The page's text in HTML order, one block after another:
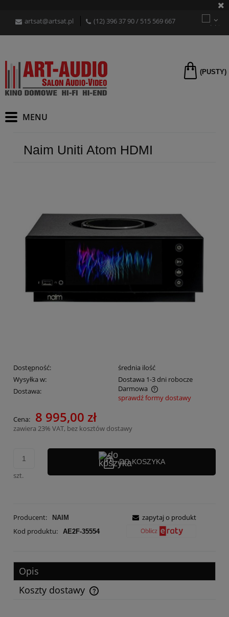
artsat@artsat.pl (12) 396 37 90/ 515 569 667
(PUSTY)
Naim Uniti Atom HDMI
Dostępność:
średnia ilość
Wysyłka w:
Dostawa 1-3 dni robocze
Dostawa:
Darmowa
Cena nie zawiera ewentualnych kosztów płatności
sprawdź formy dostawy
Cena: 8 995,00 zł
zawiera 23% VAT, bez kosztów dostawy
szt.
DO KOSZYKA
Producent: NAIM
Kod produktu: AE2F-35554
zapytaj o produkt
Opis
Koszty dostawy
Cena nie zawiera ewentualnych kosztów płatności